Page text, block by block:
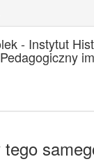
- Instytut